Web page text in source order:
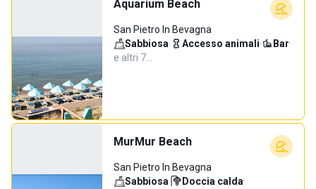
Aquarium Beach
San Pietro In Bevagna
Sabbiosa· Accesso animali· Bar·
e altri 7…
MurMur Beach
San Pietro In Bevagna
Sabbiosa· Doccia calda·